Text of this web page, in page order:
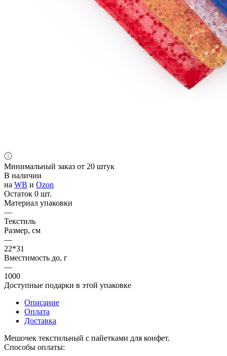
Минимальный заказ от 20 штук
В наличии
на WB и Ozon
Остаток 0 шт.
Материал упаковки
—
Текстиль
Размер, см
—
22*31
Вместимость до, г
—
1000
Доступные подарки в этой упаковке
Описание
Оплата
Доставка
Мешочек текстильный с пайетками для конфет.
Способы оплаты: